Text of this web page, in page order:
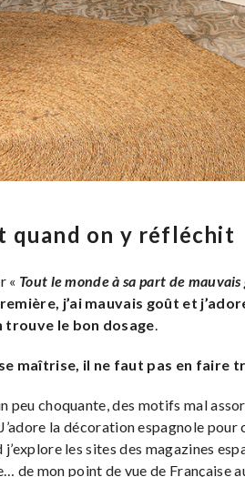
quand on y réfléchit
« Tout le monde à sa part de
j’ai mauvais goût et
trouve le bon dosage.
maîtrise, il ne faut pas en faire
peu choquante, des motifs mal
la décoration espagnole pour
les sites des magazines
de mon point de vue de Française